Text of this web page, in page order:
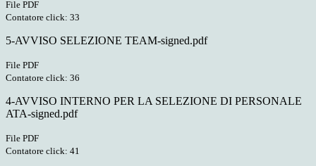
File PDF
Contatore click: 33
5-AVVISO SELEZIONE TEAM-signed.pdf
File PDF
Contatore click: 36
4-AVVISO INTERNO PER LA SELEZIONE DI PERSONALE
ATA-signed.pdf
File PDF
Contatore click: 41